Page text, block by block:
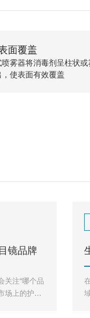
面覆盖
喷雾器将消毒剂呈柱状或
，使表面有效覆盖
镜品牌
关注“哪个品
场上的护目